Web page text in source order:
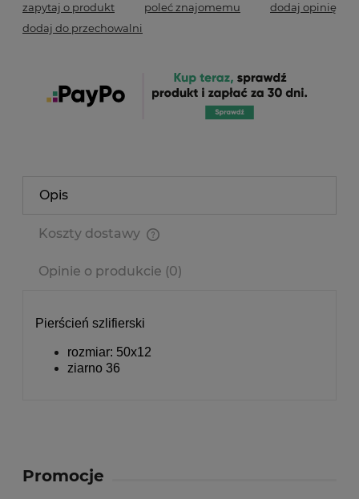
zapytaj o produkt poleć znajomemu
dodaj opinię
dodaj do przechowalni
Opis
Koszty dostawy
Opinie o produkcie (0)
Pierścień szlifierski
rozmiar: 50x12
ziarno 36
Promocje